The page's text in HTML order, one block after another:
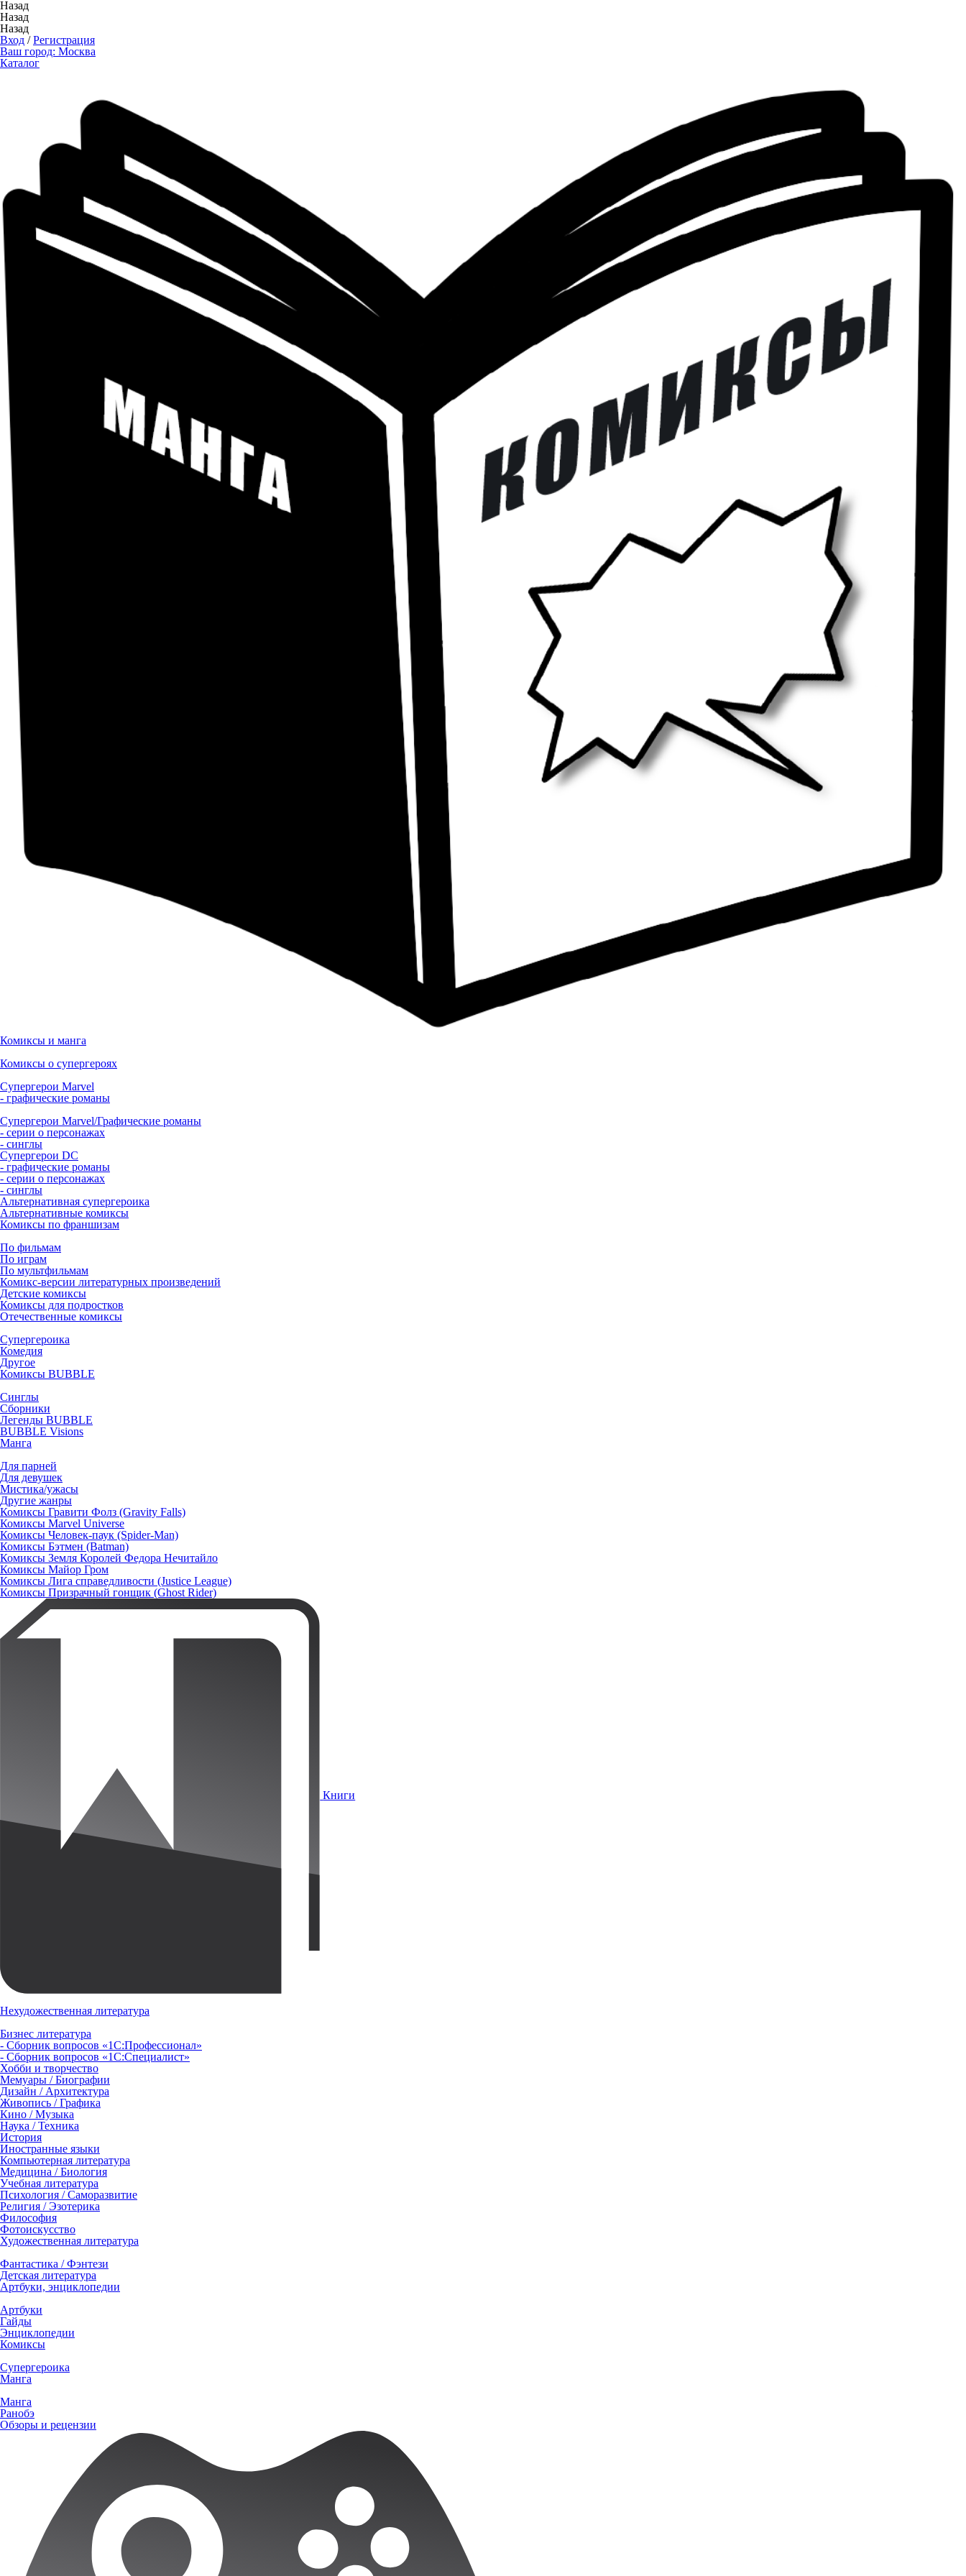
Назад
Назад
Назад
Вход /Регистрация
Ваш город: Москва
Каталог
Комиксы и манга
Комиксы о супергероях
Супергерои Marvel
- графические романы
Супергерои Marvel/Графические романы
- серии о персонажах
- синглы
Супергерои DC
- графические романы
- серии о персонажах
- синглы
Альтернативная супергероика
Альтернативные комиксы
Комиксы по франшизам
По фильмам
По играм
По мультфильмам
Комикс-версии литературных произведений
Детские комиксы
Комиксы для подростков
Отечественные комиксы
Супергероика
Комедия
Другое
Комиксы BUBBLE
Синглы
Сборники
Легенды BUBBLE
BUBBLE Visions
Манга
Для парней
Для девушек
Мистика/ужасы
Другие жанры
Комиксы Гравити Фолз (Gravity Falls)
Комиксы Marvel Universe
Комиксы Человек-паук (Spider-Man)
Комиксы Бэтмен (Batman)
Комиксы Земля Королей Федора Нечитайло
Комиксы Майор Гром
Комиксы Лига справедливости (Justice League)
Комиксы Призрачный гонщик (Ghost Rider)
Книги
Нехудожественная литература
Бизнес литература
- Сборник вопросов «1С:Профессионал»
- Сборник вопросов «1С:Специалист»
Хобби и творчество
Мемуары / Биографии
Дизайн / Архитектура
Живопись / Графика
Кино / Музыка
Наука / Техника
История
Иностранные языки
Компьютерная литература
Медицина / Биология
Учебная литература
Психология / Саморазвитие
Религия / Эзотерика
Философия
Фотоискусство
Художественная литература
Фантастика / Фэнтези
Детская литература
Артбуки, энциклопедии
Артбуки
Гайды
Энциклопедии
Комиксы
Супергероика
Манга
Манга
Ранобэ
Обзоры и рецензии